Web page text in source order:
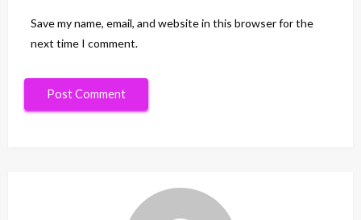
Save my name, email, and website in this browser for the
next time I comment.